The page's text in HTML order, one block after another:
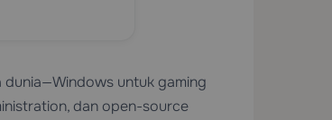
untuk gaming
dan open-source